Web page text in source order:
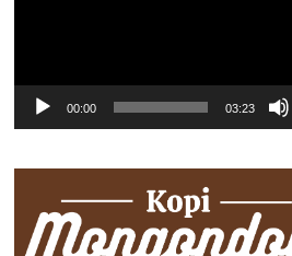
00:00 03:23